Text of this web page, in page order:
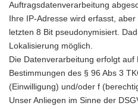
Auftragsdatenverarbeitung
Ihre IP-Adresse wird erfasst,
letzten 8 Bit pseudonymisiert.
Lokalisierung möglich.
Die Datenverarbeitung erfolgt auf
Bestimmungen des § 96 Abs 3
(Einwilligung) und/oder f
Unser Anliegen im Sinne der